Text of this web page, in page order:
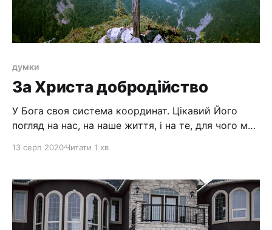
думки
За Христа добродійство
У Бога своя система координат. Цікавий Його
погляд на нас, на наше життя, і на те, для чого ми
заціпило... Зараз вже відпустило, і вирішив вам
вчинено вам
13 серп 2020Читати 1 хв